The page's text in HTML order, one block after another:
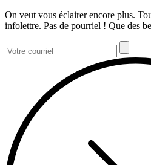
On veut vous éclairer encore plus.
infolettre. Pas de pourriel ! Que des